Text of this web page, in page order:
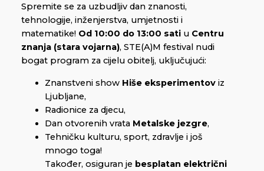
Spremite se za uzbudljiv dan znanosti,
tehnologije, inženjerstva, umjetnosti i
matematike! Od 10:00 do 13:00 sati u Centru
znanja (stara vojarna), STE(A)M festival nudi
bogat program za cijelu obitelj, uključujući:
Znanstveni show Hiše eksperimentov iz
Ljubljane,
Radionice za djecu,
Dan otvorenih vrata Metalske jezgre,
Tehničku kulturu, sport, zdravlje i još
mnogo toga!
Također, osiguran je besplatan električni